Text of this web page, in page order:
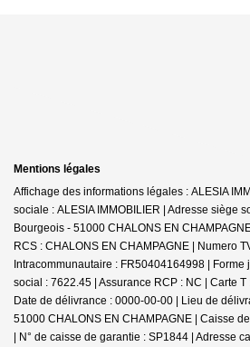
Mentions légales
Affichage des informations légales : ALESIA
sociale : ALESIA IMMOBILIER | Adresse siège
Bourgeois - 51000 CHALONS EN
RCS : CHALONS EN CHAMPAGNE | Numero
Intracommunautaire : FR50404164998 | Forme
social : 7622.45 | Assurance RCP : NC | Carte T
Date de délivrance : 0000-00-00 | Lieu de
51000 CHALONS EN CHAMPAGNE | Caisse
| N° de caisse de garantie : SP1844 | Adresse